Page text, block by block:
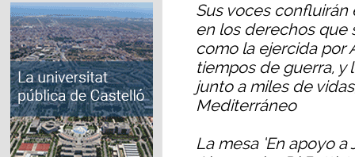
Sus voces confluirán
en los derechos que
como la ejercida por
tiempos de guerra, y
junto a miles de
Mediterráneo
La mesa ‘En apoyo